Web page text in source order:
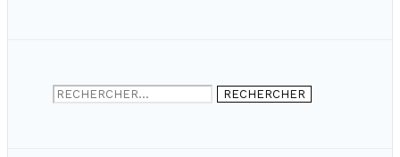
Rechercher :